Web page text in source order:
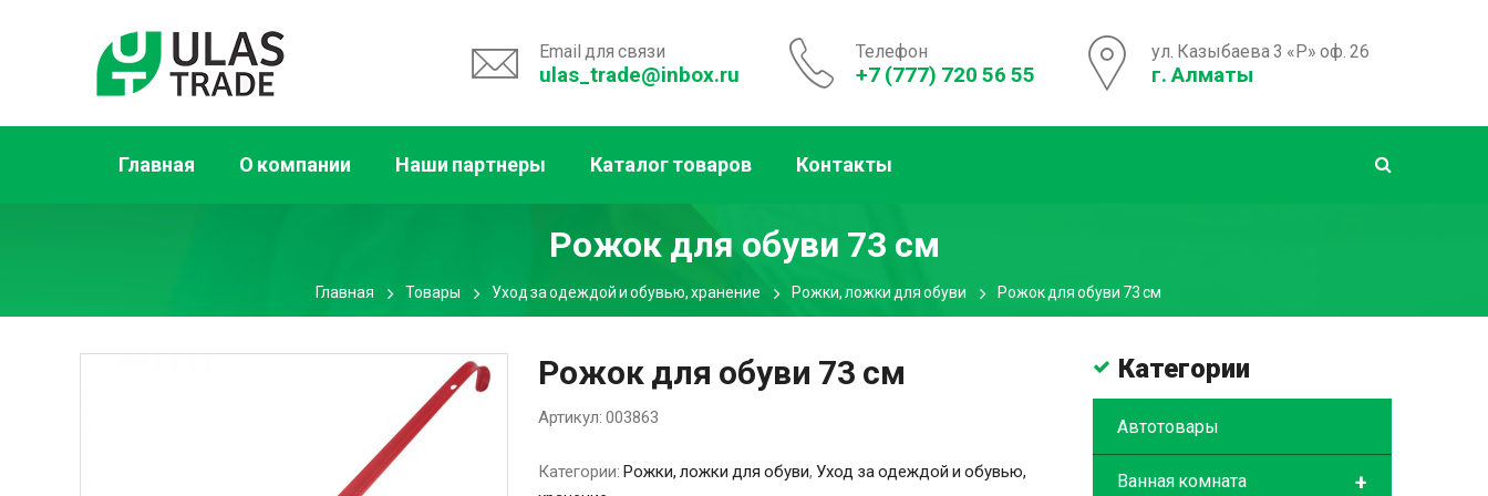
Email для связи
ulas_trade@inbox.ru
Телефон
+7 (777) 720 56 55
ул. Казыбаева 3 «Р» оф. 26
г. Алматы
Главная О компании Наши партнеры Каталог товаров Контакты
Рожок для обуви 73 см
Главная Товары Уход за одеждой и обувью, хранение Рожки, ложки для обуви Рожок для обуви 73 см
Рожок для обуви 73 см
Артикул: 003863
Категории: Рожки, ложки для обуви, Уход за одеждой и обувью,
Категории
Автотовары
+
Ванная комната